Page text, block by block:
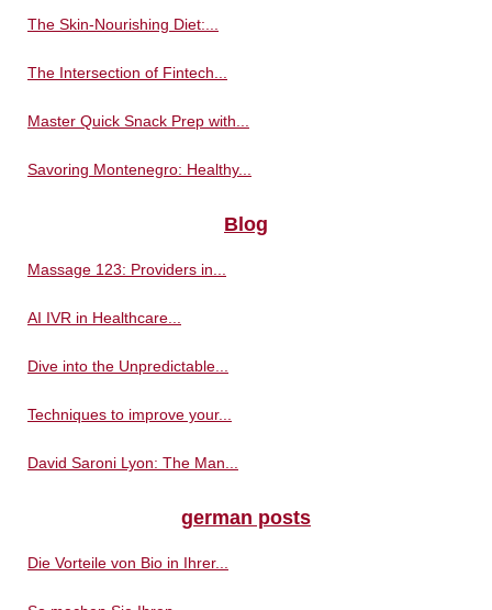
The Skin-Nourishing Diet:...
The Intersection of Fintech...
Master Quick Snack Prep with...
Savoring Montenegro: Healthy...
Blog
Massage 123: Providers in...
AI IVR in Healthcare...
Dive into the Unpredictable...
Techniques to improve your...
David Saroni Lyon: The Man...
german posts
Die Vorteile von Bio in Ihrer...